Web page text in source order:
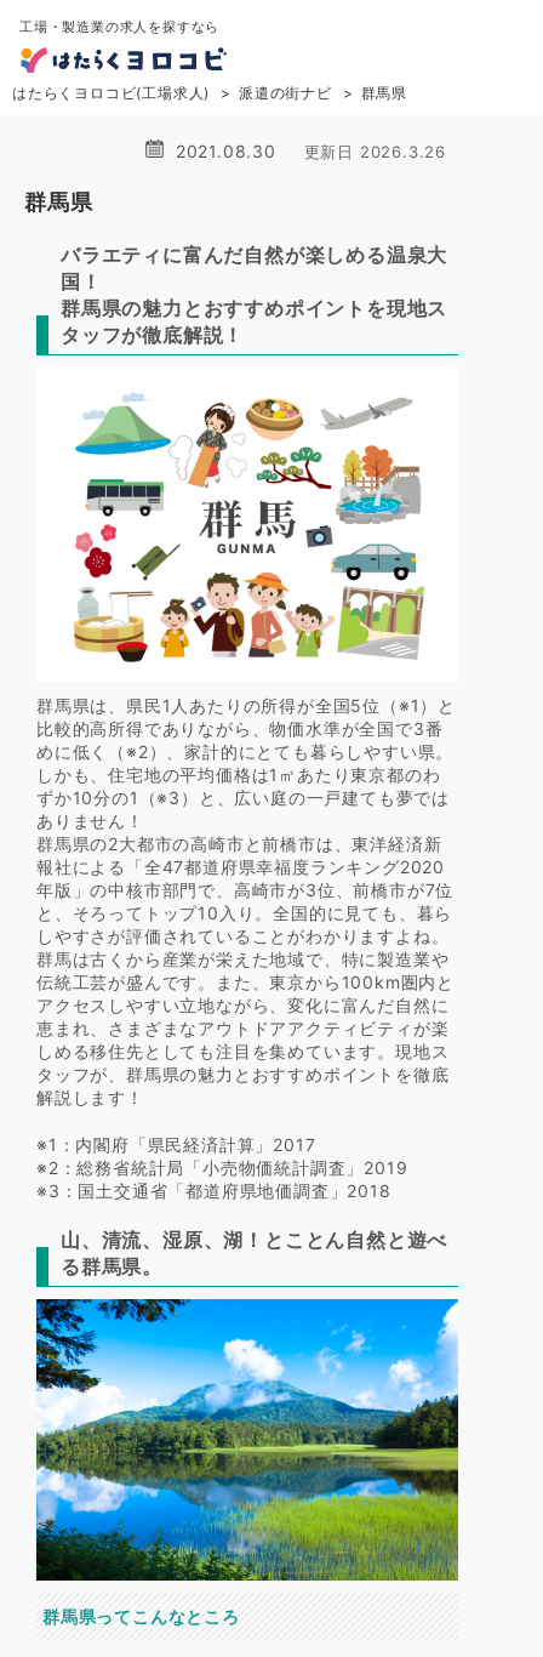
工場・製造業の求人を探すなら
はたらくヨロコビ(工場求人) 派遣の街ナビ 群馬県
2021.08.30 更新日 2026.3.26
群馬県
バラエティに富んだ自然が楽しめる温泉大
国！
群馬県の魅力とおすすめポイントを現地ス
タッフが徹底解説！
群馬県は、県民1人あたりの所得が全国5位（※1）と
比較的高所得でありながら、物価水準が全国で3番
めに低く（※2）、家計的にとても暮らしやすい県。
しかも、住宅地の平均価格は1㎡あたり東京都のわ
ずか10分の1（※3）と、広い庭の一戸建ても夢では
ありません！
群馬県の2大都市の高崎市と前橋市は、東洋経済新
報社による「全47都道府県幸福度ランキング2020
年版」の中核市部門で、高崎市が3位、前橋市が7位
と、そろってトップ10入り。全国的に見ても、暮ら
しやすさが評価されていることがわかりますよね。
群馬は古くから産業が栄えた地域で、特に製造業や
伝統工芸が盛んです。また、東京から100km圏内と
アクセスしやすい立地ながら、変化に富んだ自然に
恵まれ、さまざまなアウトドアアクティビティが楽
しめる移住先としても注目を集めています。現地ス
タッフが、群馬県の魅力とおすすめポイントを徹底
解説します！
※1：内閣府「県民経済計算」2017
※2：総務省統計局「小売物価統計調査」2019
※3：国土交通省「都道府県地価調査」2018
山、清流、湿原、湖！とことん自然と遊べ
る群馬県。
群馬県ってこんなところ